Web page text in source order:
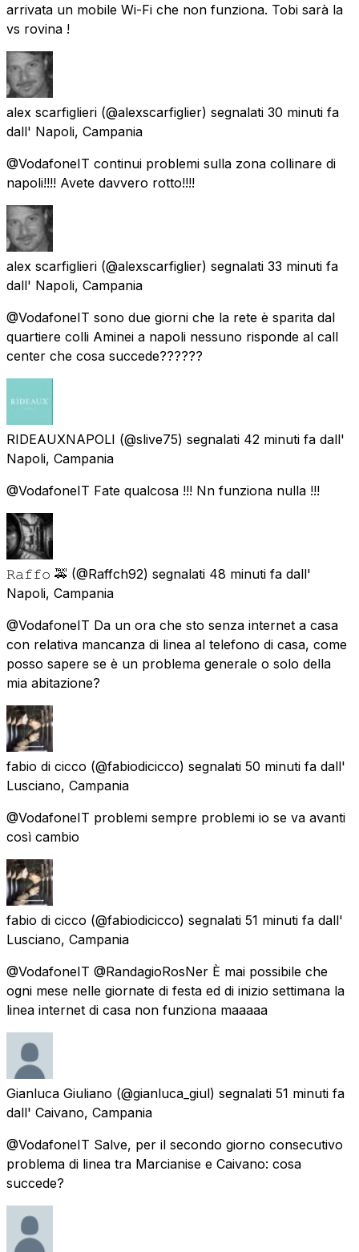
arrivata un mobile Wi-Fi che non funziona. Tobi sarà la
vs rovina !
alex scarfiglieri (@alexscarfiglier) segnalati 30 minuti fa
dall' Napoli, Campania
@VodafoneIT continui problemi sulla zona collinare di
napoli!!!! Avete davvero rotto!!!!
alex scarfiglieri (@alexscarfiglier) segnalati 33 minuti fa
dall' Napoli, Campania
@VodafoneIT sono due giorni che la rete è sparita dal
quartiere colli Aminei a napoli nessuno risponde al call
center che cosa succede??????
RIDEAUXNAPOLI (@slive75) segnalati 42 minuti fa dall'
Napoli, Campania
@VodafoneIT Fate qualcosa !!! Nn funziona nulla !!!
𝚁𝚊𝚏𝚏𝚘 🚕 (@Raffch92) segnalati 48 minuti fa dall'
Napoli, Campania
@VodafoneIT Da un ora che sto senza internet a casa
con relativa mancanza di linea al telefono di casa, come
posso sapere se è un problema generale o solo della
mia abitazione?
fabio di cicco (@fabiodicicco) segnalati 50 minuti fa dall'
Lusciano, Campania
@VodafoneIT problemi sempre problemi io se va avanti
così cambio
fabio di cicco (@fabiodicicco) segnalati 51 minuti fa dall'
Lusciano, Campania
@VodafoneIT @RandagioRosNer È mai possibile che
ogni mese nelle giornate di festa ed di inizio settimana la
linea internet di casa non funziona maaaaa
Gianluca Giuliano (@gianluca_giul) segnalati 51 minuti fa
dall' Caivano, Campania
@VodafoneIT Salve, per il secondo giorno consecutivo
problema di linea tra Marcianise e Caivano: cosa
succede?